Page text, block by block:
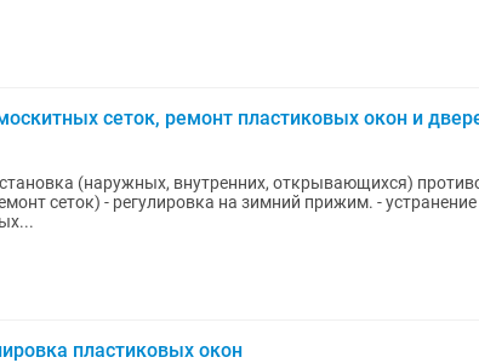
сеток, ремонт пластиковых окон и
(наружных, внутренних, открывающихся)
- регулировка на зимний прижим. - устранение продувания. -
пластиковых окон